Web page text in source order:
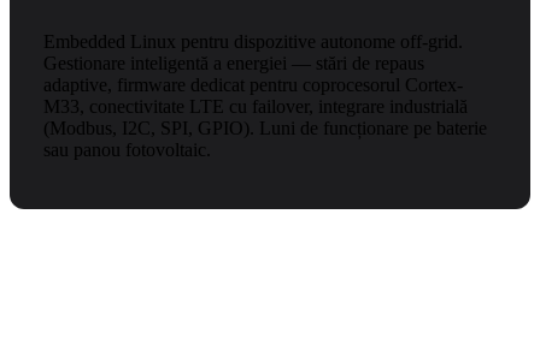
Embedded Linux pentru dispozitive autonome off-grid.
Gestionare inteligentă a energiei — stări de repaus
adaptive, firmware dedicat pentru coprocesorul Cortex-
M33, conectivitate LTE cu failover, integrare industrială
(Modbus, I2C, SPI, GPIO). Luni de funcționare pe baterie
sau panou fotovoltaic.